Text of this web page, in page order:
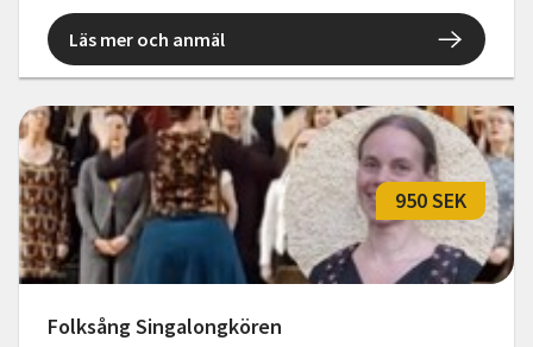
Läs mer och anmäl
Folksång Singalongkören
950 SEK